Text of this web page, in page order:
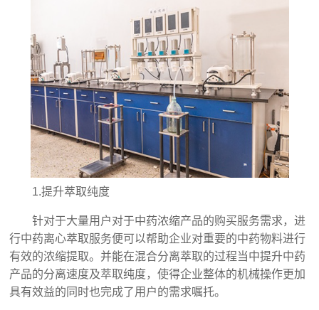
1.提升萃取纯度
针对于大量用户对于中药浓缩产品的购买服务需求，进
行中药离心萃取服务便可以帮助企业对重要的中药物料进行
有效的浓缩提取。并能在混合分离萃取的过程当中提升中药
产品的分离速度及萃取纯度，使得企业整体的机械操作更加
具有效益的同时也完成了用户的需求嘱托。